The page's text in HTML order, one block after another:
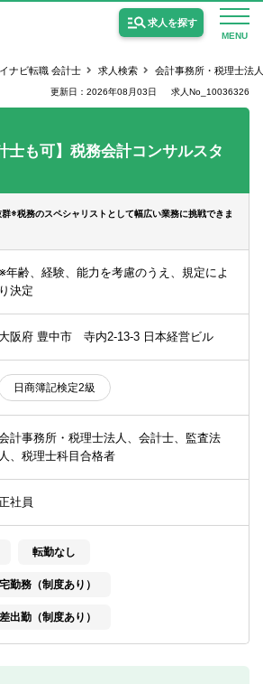
MENU
求人を探す
監査法人の求人
USCPA（米国公認会計士）の求人
女性会計士の転職
個別転職相談会・セミナー
ご利用ガイド
サービス紹介
ナビ転職 会計士 求人検索 会計事務所・税理士法
更新日：2026年08月03日 求人No_10036326
士も可】税務会計コンサルスタ
※税務のスペシャリストとして幅広い業務に挑戦できま
※年齢、経験、能力を考慮のうえ、規定によ
り決定
大阪府 豊中市 寺内2-13-3 日本経営ビル
日商簿記検定2級
計事務所・税理士法人、会計士、監査法
人、税理士科目合格者
社員
転勤なし
勤務（制度あり）
出勤（制度あり）